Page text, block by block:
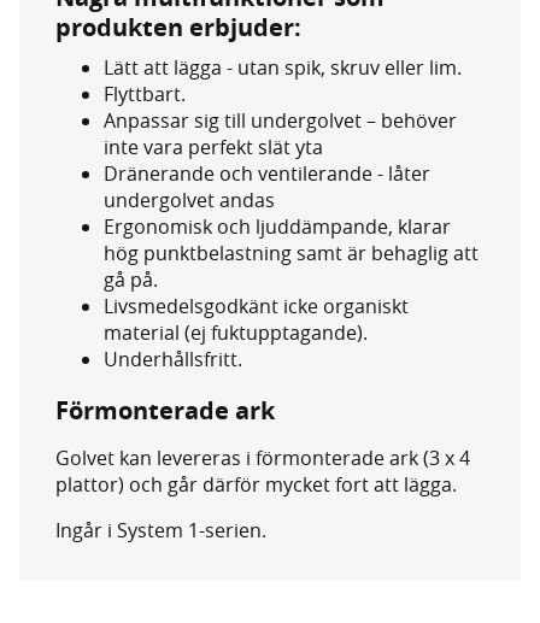
produkten erbjuder:
Lätt att lägga - utan spik, skruv eller lim.
Flyttbart.
Anpassar sig till undergolvet – behöver
inte vara perfekt slät yta
Dränerande och ventilerande - låter
undergolvet andas
Ergonomisk och ljuddämpande, klarar
hög punktbelastning samt är behaglig att
gå på.
Livsmedelsgodkänt icke organiskt
material (ej fuktupptagande).
Underhållsfritt.
Förmonterade ark
Golvet kan levereras i förmonterade ark (3 x 4
plattor) och går därför mycket fort att lägga.
Ingår i System 1-serien.